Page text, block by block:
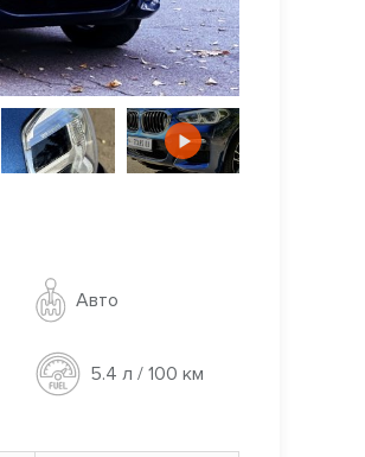
Авто
5.4 л / 100 км